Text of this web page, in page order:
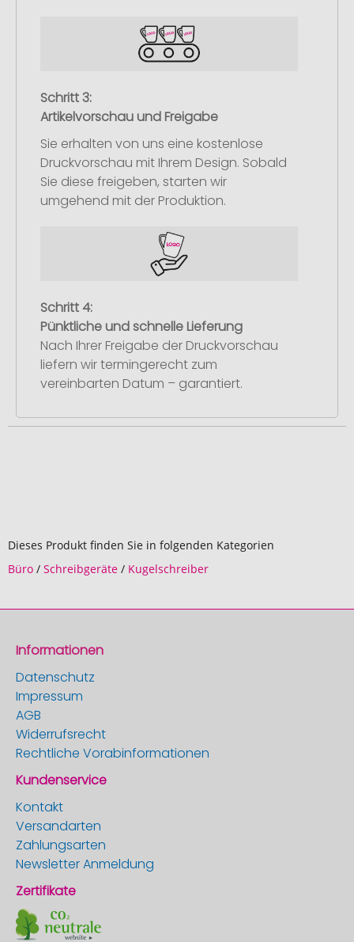
Schritt 3:
Artikelvorschau und Freigabe
Sie erhalten von uns eine kostenlose
Druckvorschau mit Ihrem Design. Sobald
Sie diese freigeben, starten wir
umgehend mit der Produktion.
Schritt 4:
Pünktliche und schnelle Lieferung
Nach Ihrer Freigabe der Druckvorschau
liefern wir termingerecht zum
vereinbarten Datum – garantiert.
Dieses Produkt finden Sie in folgenden Kategorien
Büro / Schreibgeräte / Kugelschreiber
Informationen
Datenschutz
Impressum
AGB
Widerrufsrecht
Rechtliche Vorabinformationen
Kundenservice
Kontakt
Versandarten
Zahlungsarten
Newsletter Anmeldung
Zertifikate